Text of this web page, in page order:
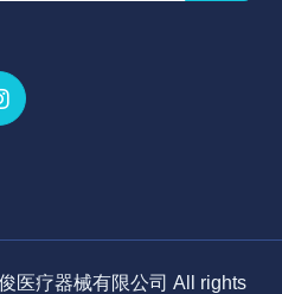
医疗器械有限公司 All rights